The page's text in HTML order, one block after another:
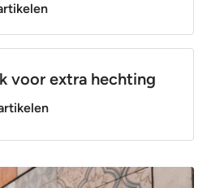
voor extra hechting